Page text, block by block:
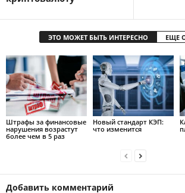
ЭТО МОЖЕТ БЫТЬ ИНТЕРЕСНО ЕЩЕ
Штрафы за финансовые
нарушения возрастут
более чем в 5 раз
Новый стандарт КЭП:
что изменится
Добавить комментарий